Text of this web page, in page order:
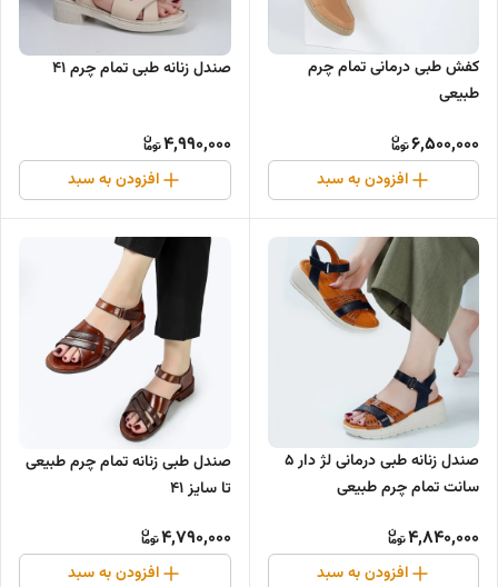
کفش طبی درمانی تمام چرم
طبیعی
6,500,000
افزودن به سبد
صندل زنانه طبی تمام چرم ۴۱
4,990,000
افزودن به سبد
صندل زنانه طبی درمانی لژ دار ۵
سانت تمام چرم طبیعی
4,840,000
افزودن به سبد
صندل طبی زنانه تمام چرم طبیعی
تا سایز ۴۱
4,790,000
افزودن به سبد